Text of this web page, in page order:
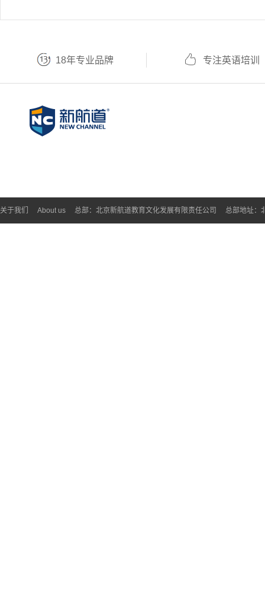
18年专业品牌 专注英语培训
关于我们 About us 总部：北京新航道教育文化发展有限责任公司 总部地址：